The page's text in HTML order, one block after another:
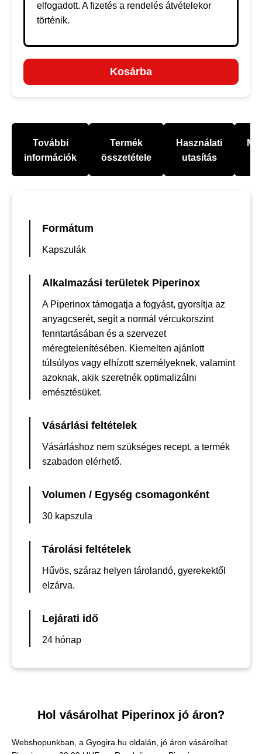
elfogadott. A fizetés a rendelés átvételekor
történik.
Kosárba
További
információk
Termék
összetétele
Használati
utasítás
Formátum
Kapszulák
Alkalmazási területek Piperinox
A Piperinox támogatja a fogyást, gyorsítja az
anyagcserét, segít a normál vércukorszint
fenntartásában és a szervezet
méregtelenítésében. Kiemelten ajánlott
túlsúlyos vagy elhízott személyeknek, valamint
azoknak, akik szeretnék optimalizálni
emésztésüket.
Vásárlási feltételek
Vásárláshoz nem szükséges recept, a termék
szabadon elérhető.
Volumen / Egység csomagonként
30 kapszula
Tárolási feltételek
Hűvös, száraz helyen tárolandó, gyerekektől
elzárva.
Lejárati idő
24 hónap
Hol vásárolhat Piperinox jó áron?
Webshopunkban, a Gyogira.hu oldalán, jó áron vásárolhat